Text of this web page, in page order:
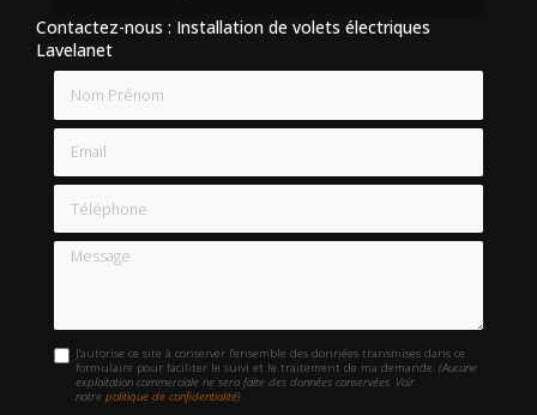
Contactez-nous : Installation de volets électriques
Lavelanet
Email
Téléphone
Message
J'autorise ce site à conserver l'ensemble des données transmises dans ce
formulaire pour faciliter le suivi et le traitement de ma demande.(Aucune
exploitation commerciale ne sera faite des données conservées. Voir
notrepolitique de confidentialité)